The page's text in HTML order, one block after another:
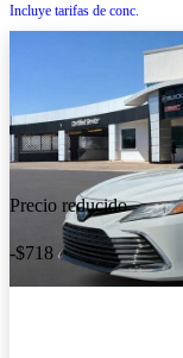
Incluye tarifas de conc.
Precio reducido
-$718